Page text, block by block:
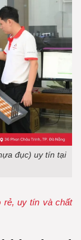
đục) uy tín tại
rẻ, uy tín và chất